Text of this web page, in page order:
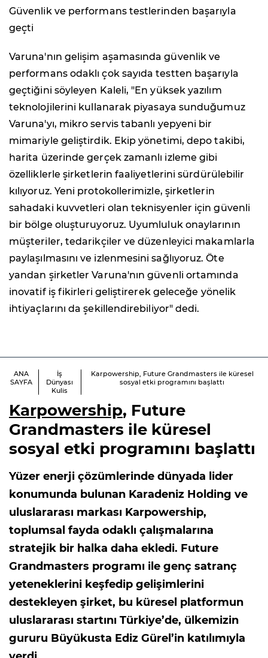
Güvenlik ve performans testlerinden başarıyla
geçti
Varuna'nın gelişim aşamasında güvenlik ve
performans odaklı çok sayıda testten başarıyla
geçtiğini söyleyen Kaleli, "En yüksek yazılım
teknolojilerini kullanarak piyasaya sunduğumuz
Varuna'yı, mikro servis tabanlı yepyeni bir
mimariyle geliştirdik. Ekip yönetimi, depo takibi,
harita üzerinde gerçek zamanlı izleme gibi
özelliklerle şirketlerin faaliyetlerini sürdürülebilir
kılıyoruz. Yeni protokollerimizle, şirketlerin
sahadaki kuvvetleri olan teknisyenler için güvenli
bir bölge oluşturuyoruz. Uyumluluk onaylarının
müşteriler, tedarikçiler ve düzenleyici makamlarla
paylaşılmasını ve izlenmesini sağlıyoruz. Öte
yandan şirketler Varuna'nın güvenli ortamında
inovatif iş fikirleri geliştirerek geleceğe yönelik
ihtiyaçlarını da şekillendirebiliyor" dedi.
ANA
SAYFA
İş
Dünyası
Kulis
Karpowership, Future Grandmasters ile küresel
sosyal etki programını başlattı
Karpowership, Future
Grandmasters ile küresel
sosyal etki programını başlattı
Yüzer enerji çözümlerinde dünyada lider
konumunda bulunan Karadeniz Holding ve
uluslararası markası Karpowership,
toplumsal fayda odaklı çalışmalarına
stratejik bir halka daha ekledi. Future
Grandmasters programı ile genç satranç
yeteneklerini keşfedip gelişimlerini
destekleyen şirket, bu küresel platformun
uluslararası startını Türkiye’de, ülkemizin
gururu Büyükusta Ediz Gürel’in katılımıyla